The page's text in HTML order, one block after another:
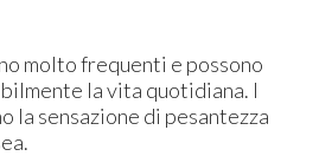
molto frequenti e possono
la vita quotidiana. I
la sensazione di pesantezza